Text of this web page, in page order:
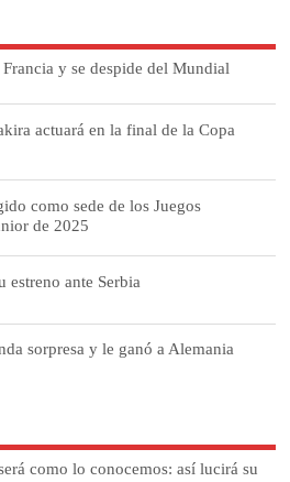
y se despide del Mundial
actuará en la final de la Copa
como sede de los Juegos
de 2025
estreno ante Serbia
sorpresa y le ganó a Alemania
como lo conocemos: así lucirá su